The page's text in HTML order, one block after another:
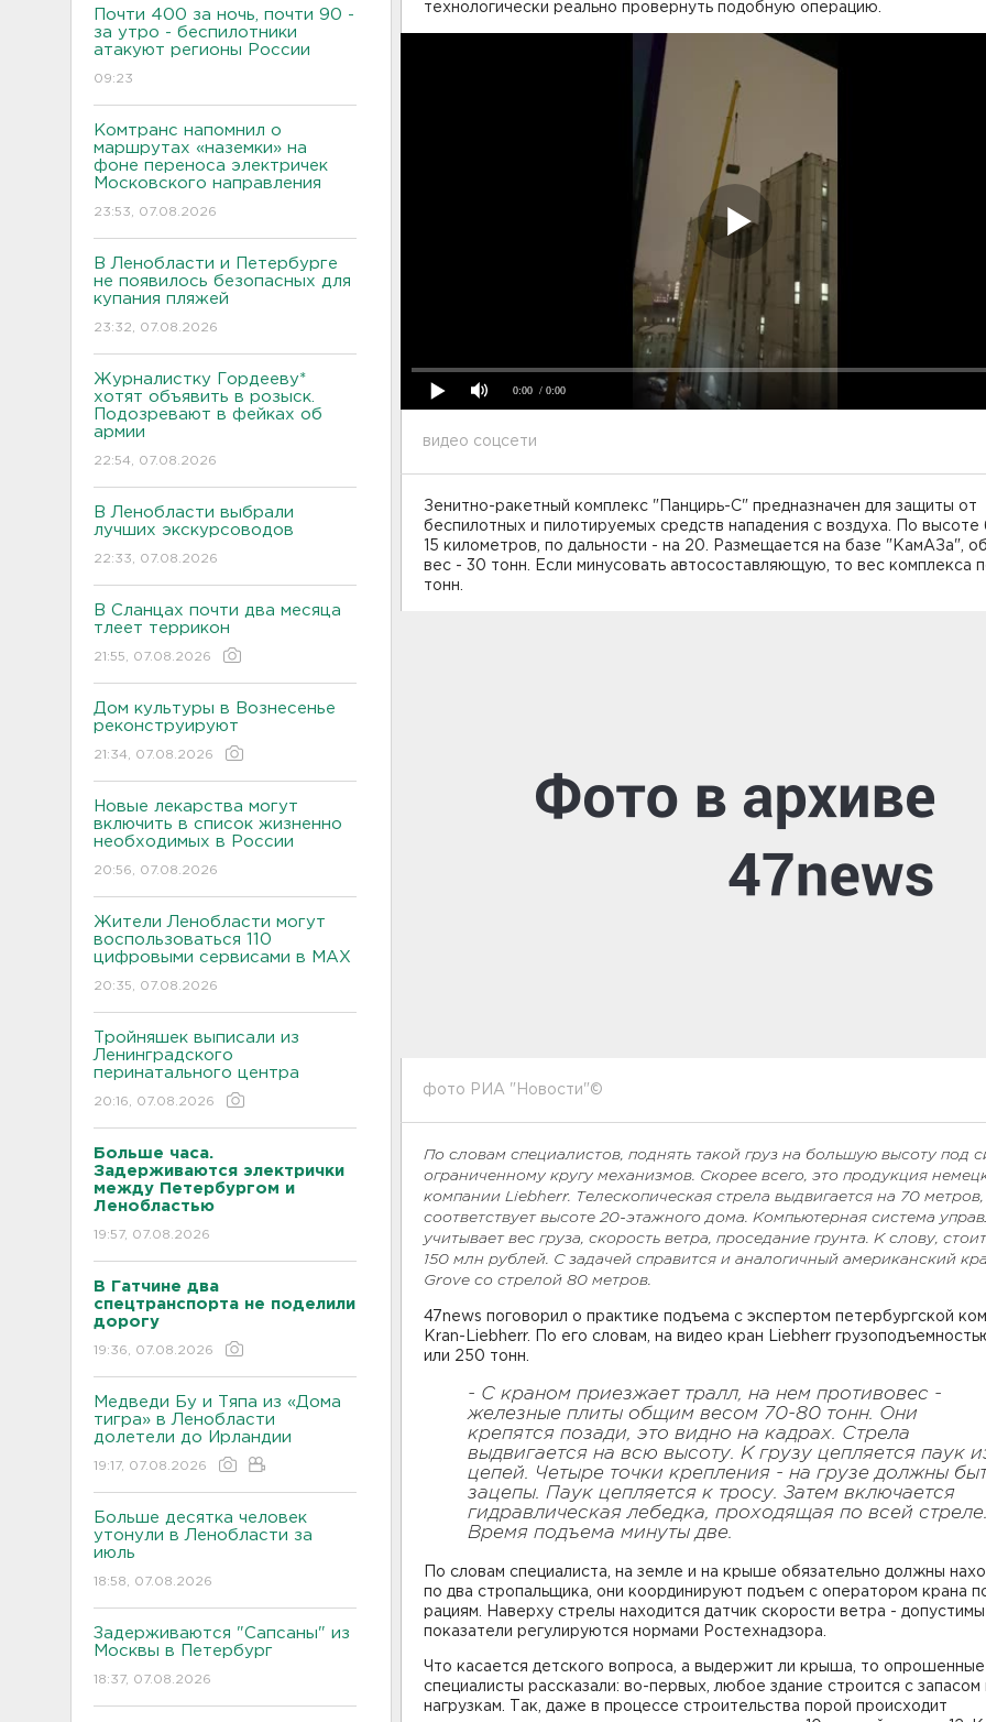
Почти 400 за ночь, почти 90 -
за утро - беспилотники
атакуют регионы России
09:23
Комтранс напомнил о
маршрутах «наземки» на
фоне переноса электричек
Московского направления
23:53, 07.08.2026
В Ленобласти и Петербурге
не появилось безопасных для
купания пляжей
23:32, 07.08.2026
Журналистку Гордееву*
хотят объявить в розыск.
Подозревают в фейках об
армии
22:54, 07.08.2026
В Ленобласти выбрали
лучших экскурсоводов
22:33, 07.08.2026
В Сланцах почти два месяца
тлеет террикон
21:55, 07.08.2026
Дом культуры в Вознесенье
реконструируют
21:34, 07.08.2026
Новые лекарства могут
включить в список жизненно
необходимых в России
20:56, 07.08.2026
Жители Ленобласти могут
воспользоваться 110
цифровыми сервисами в МАХ
20:35, 07.08.2026
Тройняшек выписали из
Ленинградского
перинатального центра
20:16, 07.08.2026
Больше часа.
Задерживаются электрички
между Петербургом и
Ленобластью
19:57, 07.08.2026
В Гатчине два
спецтранспорта не поделили
дорогу
19:36, 07.08.2026
Медведи Бу и Тяпа из «Дома
тигра» в Ленобласти
долетели до Ирландии
19:17, 07.08.2026
Больше десятка человек
утонули в Ленобласти за
июль
18:58, 07.08.2026
Задерживаются "Сапсаны" из
Москвы в Петербург
18:37, 07.08.2026
технологически реально провернуть подобную операцию.
0:00 / 0:00
видео соцсети
Зенитно-ракетный комплекс "Панцирь-С" предназначен для защиты от
беспилотных и пилотируемых средств нападения с воздуха. По высоте
15 километров, по дальности - на 20. Размещается на базе "КамАЗа",
вес - 30 тонн. Если минусовать автосоставляющую, то вес комплекса
тонн.
фото РИА "Новости"©
По словам специалистов, поднять такой груз на большую высоту под
ограниченному кругу механизмов. Скорее всего, это продукция
компании Liebherr. Телескопическая стрела выдвигается на 70 метров,
соответствует высоте 20-этажного дома. Компьютерная система
учитывает вес груза, скорость ветра, проседание грунта. К слову,
150 млн рублей. С задачей справится и аналогичный американский
Grove со стрелой 80 метров.
47news поговорил о практике подъема с экспертом петербургской
Kran-Liebherr. По его словам, на видео кран Liebherr
или 250 тонн.
- С краном приезжает тралл, на нем противовес -
железные плиты общим весом 70-80 тонн. Они
крепятся позади, это видно на кадрах. Стрела
выдвигается на всю высоту. К грузу цепляется паук
цепей. Четыре точки крепления - на грузе должны
зацепы. Паук цепляется к тросу. Затем включается
гидравлическая лебедка, проходящая по всей
Время подъема минуты две.
По словам специалиста, на земле и на крыше обязательно должны
по два стропальщика, они координируют подъем с оператором крана
рациям. Наверху стрелы находится датчик скорости ветра -
показатели регулируются нормами Ростехнадзора.
Что касается детского вопроса, а выдержит ли крыша, то опрошенные
специалисты рассказали: во-первых, любое здание строится с запасом
нагрузкам. Так, даже в процессе строительства порой происходит